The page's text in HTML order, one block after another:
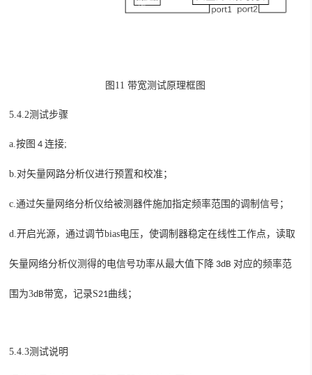
图11 带宽测试原理框图
5.4.2测试步骤
a.按图 4连接;
b.对矢量网路分析仪进行预置和校准 ；
c.通过矢量网络分析仪给被测器件施加指定频率范围的调制信号；
d.开启光源，通过调节bias电压，使调制器稳定在线性工作点，读取
矢量网络分析仪测得的电信号功率从最大值下降 3dB 对应的频率范
围为3dB带宽，记录S21曲线；
5.4.3测试说明